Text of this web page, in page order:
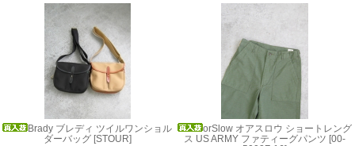
Brady ブレディ ツイルワンショル
ダーバッグ [STOUR]
orSlow オアスロウ ショートレング
ス US ARMY ファティーグパンツ [00-